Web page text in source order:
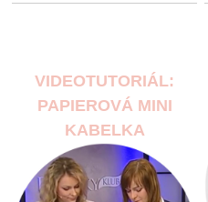
VIDEOTUTORIÁL:
PAPIEROVÁ MINI
KABELKA